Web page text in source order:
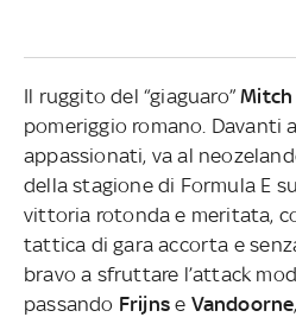
Il ruggito del “giaguaro”Mitch
pomeriggio romano. Davanti
appassionati, va al
della stagione di Formula E
vittoria rotonda e meritata,
tattica di gara accorta e
bravo a sfruttare l’attack
passando Frijns e Vandoorne